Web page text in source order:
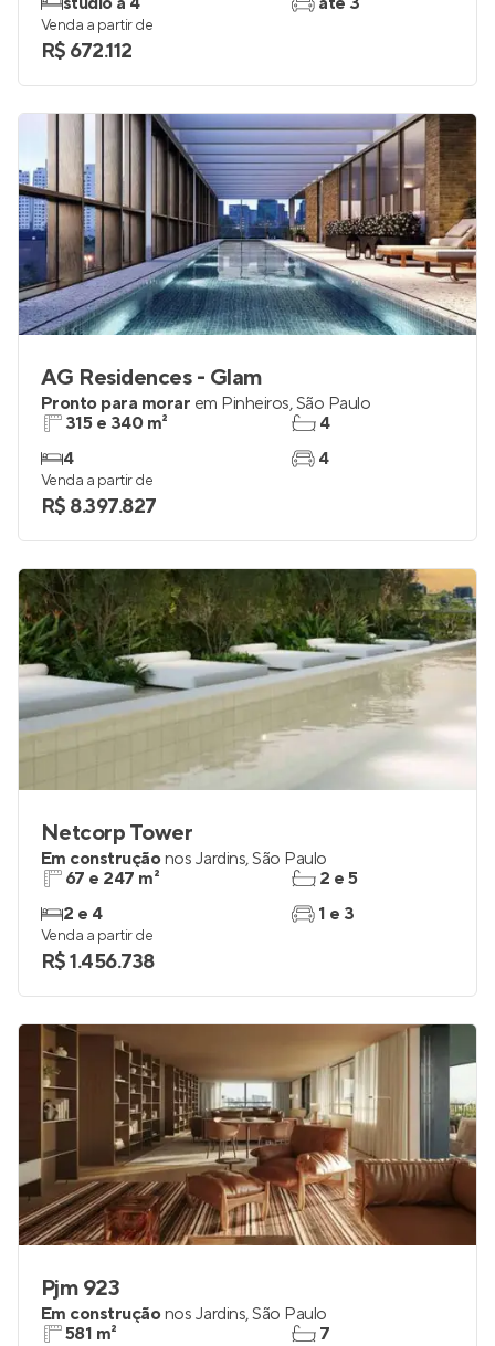
Venda a partir de
R$ 672.112
AG Residences - Glam
Pronto para morar em Pinheiros,São Paulo
315 e 340 m²
4
4
4
Venda a partir de
R$ 8.397.827
Netcorp Tower
Em construçãonos Jardins,São Paulo
67 e 247 m²
2 e 4
2 e 5
1 e 3
Venda a partir de
R$ 1.456.738
Pjm 923
Em construçãonos Jardins,São Paulo
581 m²
7